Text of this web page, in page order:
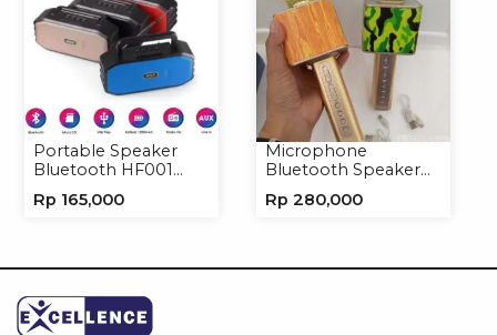
Portable Speaker
Bluetooth HF001
Wireless
Rp 165,000
Microphone
Bluetooth Speaker
Mikrofon Wireless
Rp 280,000